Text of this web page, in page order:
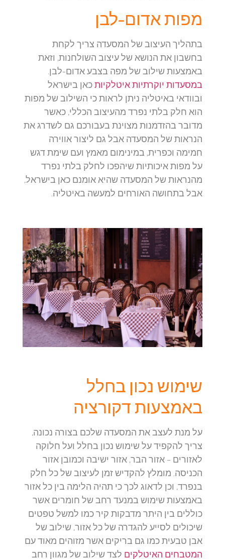
מפות אדום-לבן
בתהליך העיצוב של המסעדה צריך לקחת
בחשבון את הנושא של עיצוב השולחנות, וזאת
באמצעות שילוב של מפה בצבע אדום-לבן.
במסעדות יוקרתיות איטלקיותכאן בישראל
ובוודאי באיטליה ניתן לראות כי השילוב של מפות
הוא חלק בלתי נפרד מהעיצוב הכללי, כאשר
מדובר בהזדמנות מצוינת בעבורכם גם לשדרג את
הנראות של המסעדה אבל גם ליצור אווירה
חמימה וכפרית, במינימום מאמץ ועם שימת דגש
על מפות איכותיות שיהפכו לחלק בלתי נפרד
מהנראות של המסעדה שהיא אומנם כאן בישראל,
אבל בתחושה האורחים למעשה באיטליה.
שימוש נכון בחלל
באמצעות דקורציה
על מנת לעצב את המסעדה שלכם בצורה נכונה,
צריך להקפיד על שימוש נכון בחלל ועל חלוקה
לאזורים – אזור הבר, אזור ישיבה וכמובן אזור
הכניסה. מומלץ להקדיש זמן לעיצוב של כל חלק
בנפרד, וכן לדאוג לכך כי תהיה הלימה בין כל אזור
באמצעות שימוש במנעד רחב של חומרים אשר
כוללים בין היתר מדבקות קיר כמו למשל טפטים
שיכולים לסייע להגדרה של כל אזור, שילוב של
אבן טבעית כמו גם בריקים אשר מזוהים מאוד עם
המטבחים האיטלקיםלצד שילוב של מגוון רחב